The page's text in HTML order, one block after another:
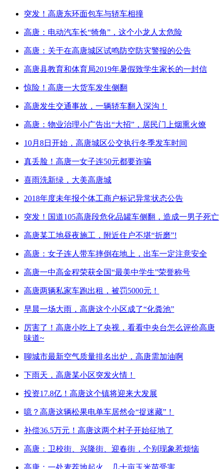
突发！高唐东环面包车与轿车相撞
高唐：电动汽车长“犄角”，这个小龙人太危险
高唐：关于在高唐城区试鸣防空防灾警报的公告
高唐县教育和体育局2019年暑假致学生家长的一封信
惊险！高唐一大货车发生侧翻
高唐发生交通事故，一辆轿车翻入深沟！
高唐：物业治理小广告出“大招”，居民门上烟熏火燎
10月8日开始，高唐城区公交执行冬季发车时间
真丢脸！高唐一女子连50元都要诈骗
喜雨洗新绿，大美高唐城
2018年度未年报个体工商户标记异常状态公告
突发！国道105高唐段危化品罐车侧翻，造成一男子死亡
高唐某工地昼夜施工，附近住户不堪“折磨”!
高唐：女子连人带车摔倒在地上，出车一定注意安全
高唐一中高金程荣获全国“最美中学生”荣誉称号
高唐两辆私家车跑出租，被罚5000元！
早晨一场大雨，高唐这个小区成了“化粪池”
厉害了！高唐小吃上了央视，看看中央台怎么评价高唐
味道~
聊城市最新空气质量排名出炉，高唐需加油啊
下雨天，高唐某小区突发火情！
投资17.8亿！高唐这个镇将迎来大发展
噫？高唐这辆松果电单车居然会“捉迷藏”！
补偿36.5万元！高唐这两个村子开始征地了
高唐：卫校街、兴隆街、迎春街，个别现象惹烦恼
高唐：一处麦茬地起火，几十亩玉米苗受害